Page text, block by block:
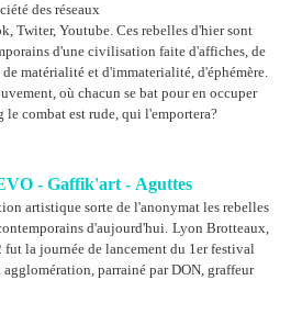
des réseaux
Twiter, Youtube. Ces rebelles d'hier sont
d'une civilisation faite d'affiches, de
matérialité et d'immaterialité, d'éphémère.
où chacun se bat pour en occuper
le combat est rude, qui l'emportera?
- Gaffik'art - Aguttes
artistique sorte de l'anonymat les rebelles
d'aujourd'hui. Lyon Brotteaux,
fut la journée de lancement du 1er festival
parrainé par DON, graffeur